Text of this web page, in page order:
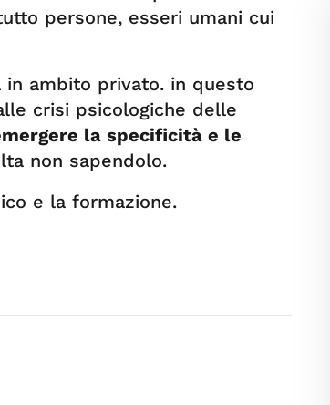
persone, esseri umani cui
ambito privato. in questo
crisi psicologiche delle
la specificità e le
non sapendolo.
e la formazione.